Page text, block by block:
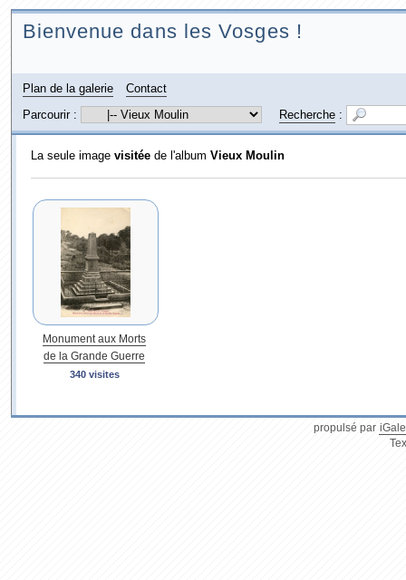
Bienvenue dans les Vosges !
Plan de la galerie
Contact
Parcourir :
Recherche:
La seule image visitéede l'album Vieux Moulin
Monument aux Morts
de la Grande Guerre
340 visites
propulsé par